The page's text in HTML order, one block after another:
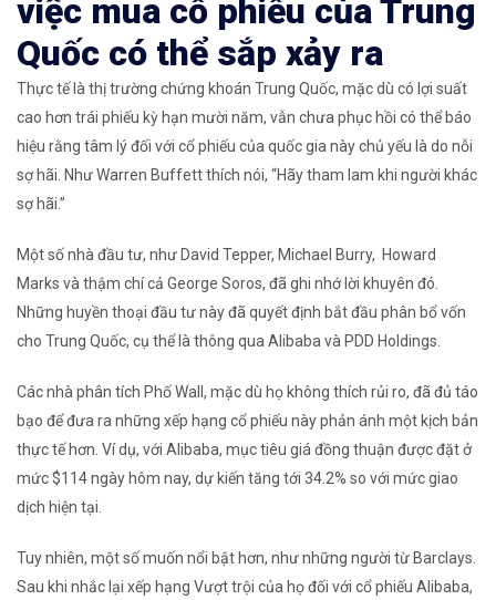
việc mua cổ phiếu của Trung
Quốc có thể sắp xảy ra
Thực tế là thị trường chứng khoán Trung Quốc, mặc dù có lợi suất
cao hơn trái phiếu kỳ hạn mười năm, vẫn chưa phục hồi có thể báo
hiệu rằng tâm lý đối với cổ phiếu của quốc gia này chủ yếu là do nỗi
sợ hãi. Như Warren Buffett thích nói, “Hãy tham lam khi người khác
sợ hãi.”
Một số nhà đầu tư, như David Tepper, Michael Burry, Howard
Marks và thậm chí cả George Soros, đã ghi nhớ lời khuyên đó.
Những huyền thoại đầu tư này đã quyết định bắt đầu phân bổ vốn
cho Trung Quốc, cụ thể là thông qua Alibaba và PDD Holdings.
Các nhà phân tích Phố Wall, mặc dù họ không thích rủi ro, đã đủ táo
bạo để đưa ra những xếp hạng cổ phiếu này phản ánh một kịch bản
thực tế hơn. Ví dụ, với Alibaba, mục tiêu giá đồng thuận được đặt ở
mức $114 ngày hôm nay, dự kiến ​​tăng tới 34.2% so với mức giao
dịch hiện tại.
Tuy nhiên, một số muốn nổi bật hơn, như những người từ Barclays.
Sau khi nhắc lại xếp hạng Vượt trội của họ đối với cổ phiếu Alibaba,